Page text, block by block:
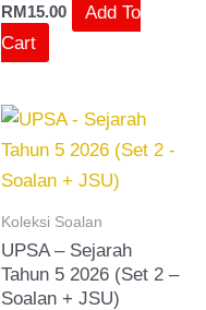
RM 15.00
Add To
Cart
Koleksi Soalan
UPSA – Sejarah
Tahun 5 2026 (Set 2 –
Soalan + JSU)